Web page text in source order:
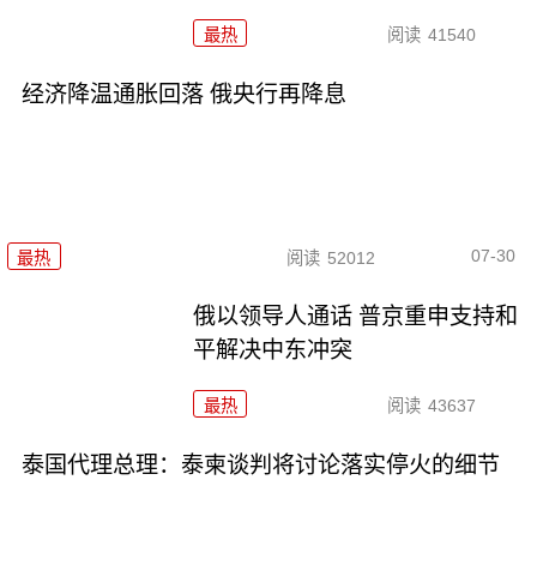
最热 阅读 41540
经济降温通胀回落 俄央行再降息
最热 阅读 52012 07-30
俄以领导人通话 普京重申支持和
平解决中东冲突
最热 阅读 43637
泰国代理总理：泰柬谈判将讨论落实停火的细节